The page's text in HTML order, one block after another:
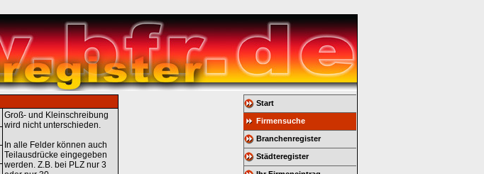
Groß- und Kleinschreibung
wird nicht unterschieden.
In alle Felder können auch
Teilausdrücke eingegeben
werden. Z.B. bei PLZ nur 3
Start
Firmensuche
Branchenregister
Städteregister